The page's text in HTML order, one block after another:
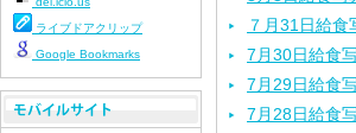
７月31日給食
7月30日給食
7月29日給食
7月28日給食
ライブドアクリップ
Google Bookmarks